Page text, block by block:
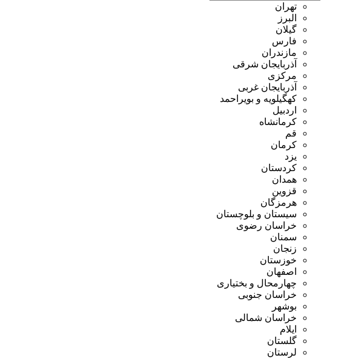
تهران
البرز
گیلان
فارس
مازندران
آذربایجان شرقی
مرکزی
آذربایجان غربی
کهگیلویه و بویراحمد
اردبیل
کرمانشاه
قم
کرمان
یزد
کردستان
همدان
قزوین
هرمزگان
سیستان و بلوچستان
خراسان رضوی
سمنان
زنجان
خوزستان
اصفهان
چهارمحال و بختیاری
خراسان جنوبی
بوشهر
خراسان شمالی
ایلام
گلستان
لرستان